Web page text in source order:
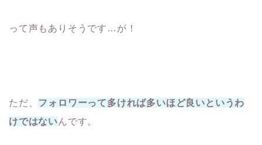
って声もありそうです…が！
ただ、 フォロワーって多ければ多いほど良いというわ
けではないんです。